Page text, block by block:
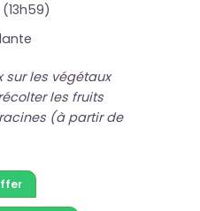
sur les végétaux
les fruits
(à partir de